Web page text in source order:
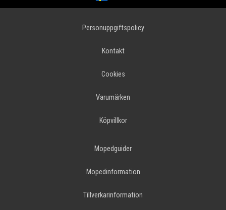
Personuppgiftspolicy
Kontakt
Cookies
Varumärken
Köpvillkor
Mopedguider
Mopedinformation
Tillverkarinformation